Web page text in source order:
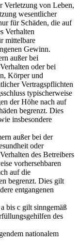
Verletzung von Leben,
wesentlicher
für Schäden, die auf
Verhalten
mittelbare
Gewinn.
außer bei
oder bei
Körper und
Vertragspflichten
typischerweise
der Höhe nach auf
begrenzt. Dies
insbesondere
außer bei der
oder
des Betreibers
vorhersehbaren
auf die
begrenzt. Dies gilt
entgangenen
bis c gilt sinngemäß
des
nationalem